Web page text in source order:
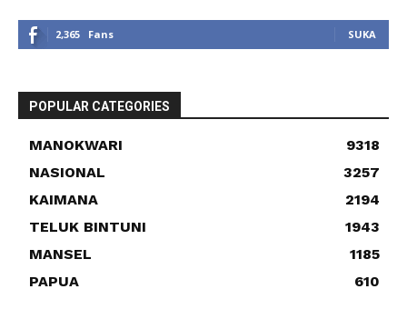
2,365 Fans SUKA
POPULAR CATEGORIES
MANOKWARI
9318
NASIONAL
3257
KAIMANA
2194
TELUK BINTUNI
1943
MANSEL
1185
PAPUA
610